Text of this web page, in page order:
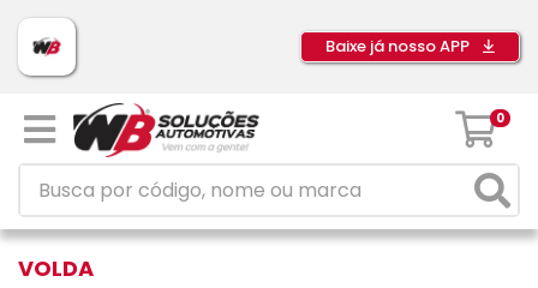
Baixe já nosso APP
0
VOLDA